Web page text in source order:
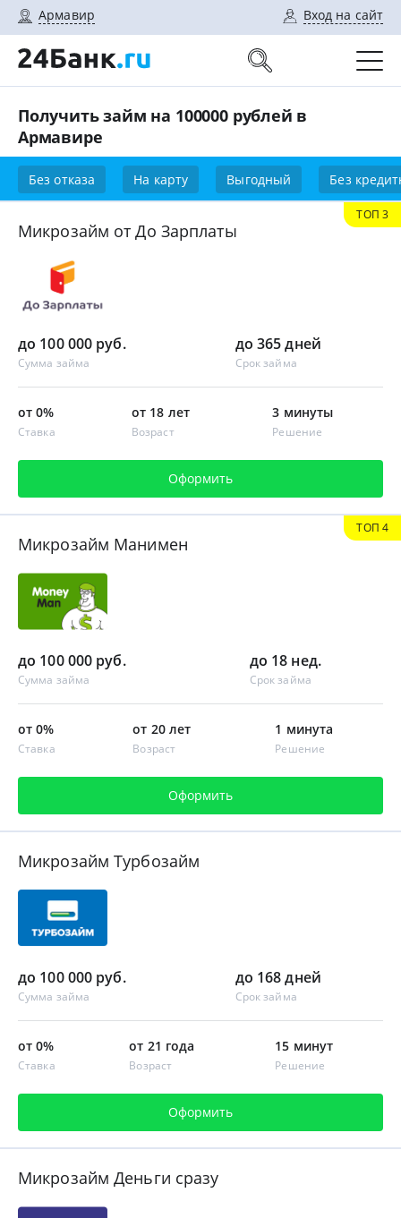
Армавир Вход на сайт
Получить займ на 100000 рублей в
Армавире
Без отказа На карту Выгодный Без
Микрозайм от До Зарплаты
до 100 000 руб.
Сумма займа
до 365 дней
Срок займа
от 0%
Ставка
от 18 лет
Возраст
3 минуты
Решение
Оформить
ТОП 3
Микрозайм Манимен
до 100 000 руб.
Сумма займа
до 18 нед.
Срок займа
от 0%
Ставка
от 20 лет
Возраст
1 минута
Решение
Оформить
ТОП 4
Микрозайм Турбозайм
до 100 000 руб.
Сумма займа
до 168 дней
Срок займа
от 0%
Ставка
от 21 года
Возраст
15 минут
Решение
Оформить
Микрозайм Деньги сразу